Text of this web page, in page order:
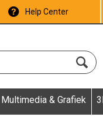
Help Center
Multimedia & Grafiek